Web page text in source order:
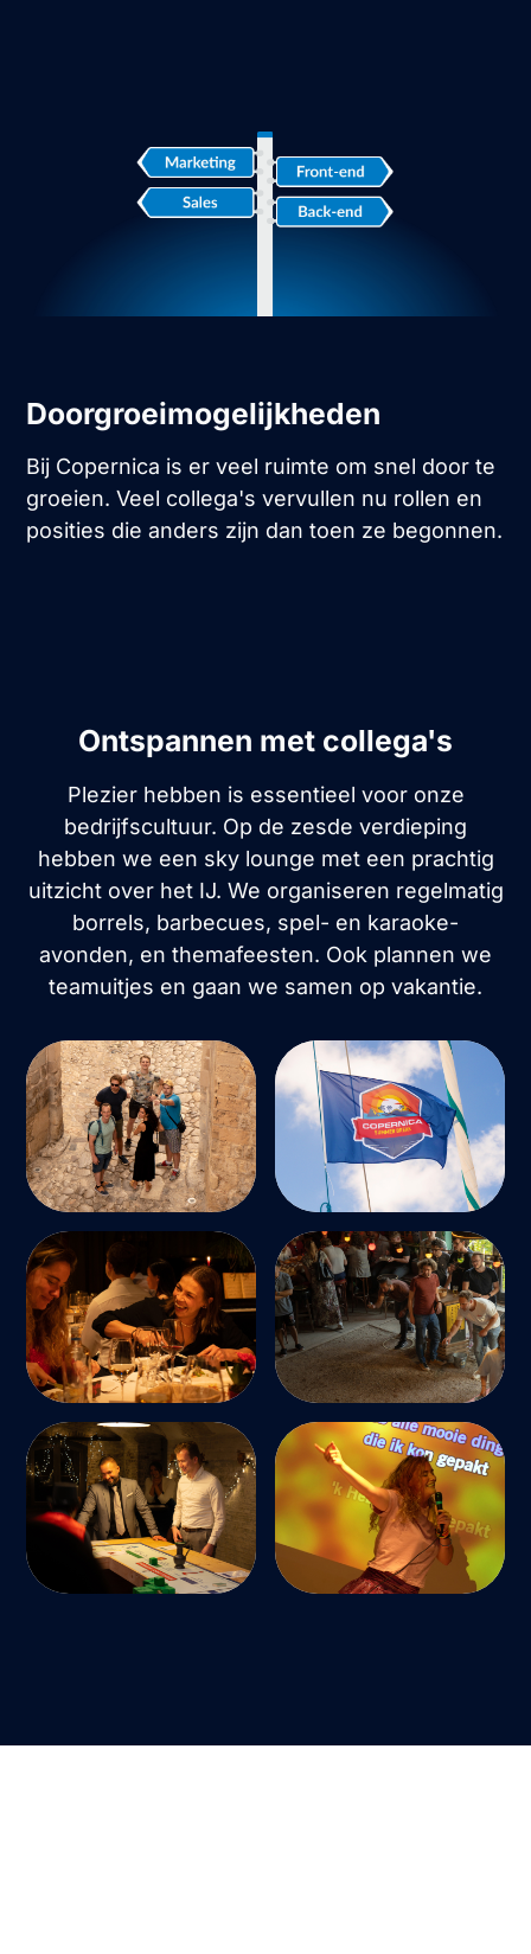
Doorgroeimogelijkheden
Bij Copernica is er veel ruimte om snel door te
groeien. Veel collega's vervullen nu rollen en
posities die anders zijn dan toen ze begonnen.
Ontspannen met collega's
Plezier hebben is essentieel voor onze
bedrijfscultuur. Op de zesde verdieping
hebben we een sky lounge met een prachtig
uitzicht over het IJ. We organiseren regelmatig
borrels, barbecues, spel- en karaoke-
avonden, en themafeesten. Ook plannen we
teamuitjes en gaan we samen op vakantie.